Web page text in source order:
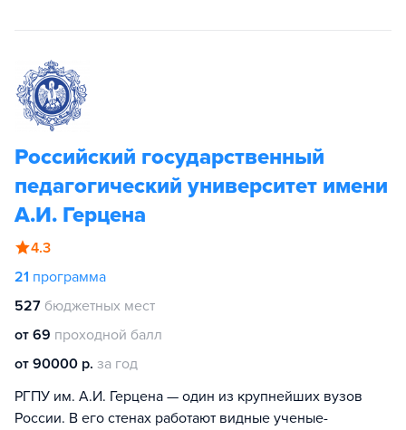
Российский государственный
педагогический университет имени
А.И. Герцена
4.3
21 программа
527 бюджетных мест
от 69 проходной балл
от 90000 р. за год
РГПУ им. А.И. Герцена — один из крупнейших вузов
России. В его стенах работают видные ученые-